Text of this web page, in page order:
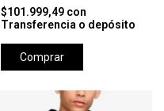
$101.999,49 con
Transferencia o depósito
Comprar